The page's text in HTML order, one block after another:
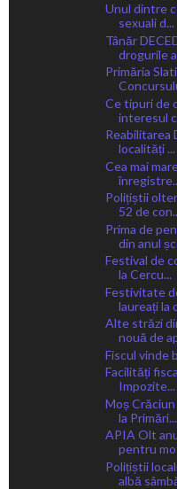
Unul dintre
sexuali d...
Tânăr
drogurile
Primăria
Ce tipuri de
interesul
Reabilitarea
localități ...
Cea mai
Polițiștii
52 de
Prima de
din anul
Festival de
la Cercu...
Festivitate
laureați la
Alte străzi
nouă de
Fiscul vinde
Facilități
Impozite...
Moș
la Primări...
APIA Olt
pentru
Polițiștii
albă